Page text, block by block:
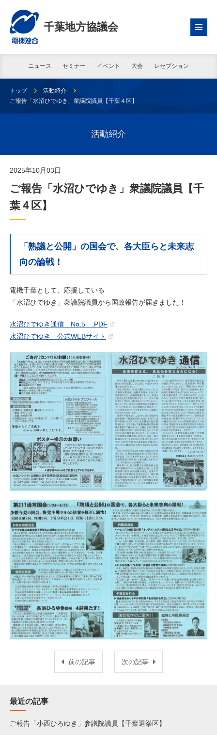
千葉地方協議会
ニュース セミナー イベント 大会 レセプション
トップ
活動紹介
ご報告「水沼ひでゆき」衆議院議員【千葉４区】
活動紹介
2025年10月03日
ご報告「水沼ひでゆき」衆議院議員【千
葉４区】
「熟議と公開」の国会で、各大臣らと未来志
向の論戦！
電機千葉として、応援している
「水沼ひでゆき」衆議院議員から国政報告が届きました！
水沼ひでゆき通信 No.5 .PDF
水沼ひでゆき 公式WEBサイト
前の記事 次の記事
最近の記事
ご報告「小西ひろゆき」参議院議員【千葉選挙区】